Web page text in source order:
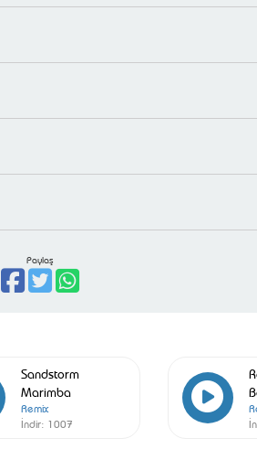
Paylaş
Sandstorm
Marimba
Remix
İndir: 1007